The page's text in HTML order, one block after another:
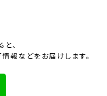
、
報などをお届けします。